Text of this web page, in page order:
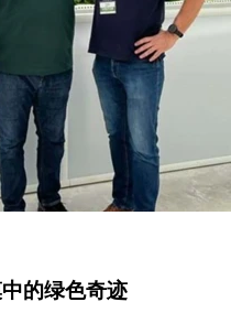
的绿色奇迹